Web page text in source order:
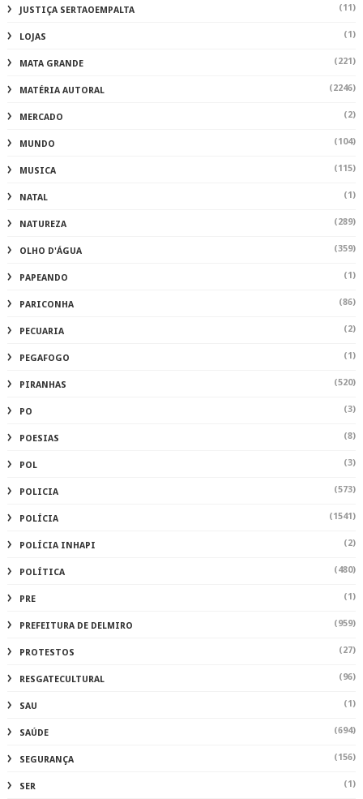
JUSTIÇA SERTAOEMPALTA (11)
LOJAS (1)
MATA GRANDE (221)
MATÉRIA AUTORAL (2246)
MERCADO (2)
MUNDO (104)
MUSICA (115)
NATAL (1)
NATUREZA (289)
OLHO D'ÁGUA (359)
PAPEANDO (1)
PARICONHA (86)
PECUARIA (2)
PEGAFOGO (1)
PIRANHAS (520)
PO (3)
POESIAS (8)
POL (3)
POLICIA (573)
POLÍCIA (1541)
POLÍCIA INHAPI (2)
POLÍTICA (480)
PRE (1)
PREFEITURA DE DELMIRO (959)
PROTESTOS (27)
RESGATECULTURAL (96)
SAU (1)
SAÚDE (694)
SEGURANÇA (156)
SER (1)